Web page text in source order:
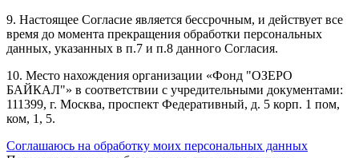
9. Настоящее Согласие является бессрочным, и действует все
время до момента прекращения обработки персональных
данных, указанных в п.7 и п.8 данного Согласия.
10. Место нахождения организации «Фонд "ОЗЕРО
БАЙКАЛ"» в соответствии с учредительными документами:
111399, г. Москва, проспект Федеративный, д. 5 корп. 1 пом,
ком, 1, 5.
Соглашаюсь на обработку моих персональных данных